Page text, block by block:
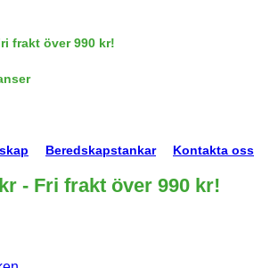
frakt över 990 kr!
Beredskapstankar Kontakta oss
- Fri frakt över 990 kr!